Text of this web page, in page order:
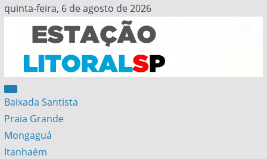
Skip
content
quinta-feira, 6 de agosto de 2026
Estação Litoral SP
Notícias da Baixada Santista
Baixada Santista
Praia Grande
Mongaguá
Itanhaém